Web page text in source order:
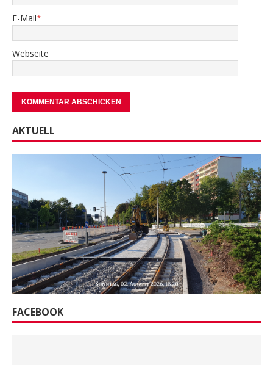
E-Mail*
Webseite
AKTUELL
FACEBOOK